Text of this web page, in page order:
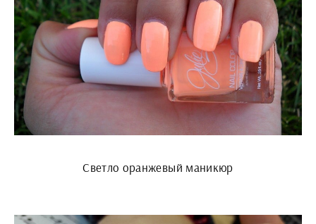
Светло оранжевый маникюр